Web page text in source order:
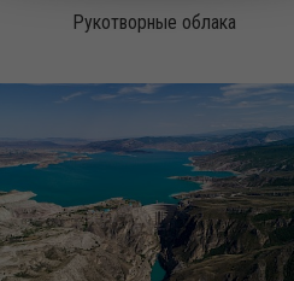
Рукотворные облака